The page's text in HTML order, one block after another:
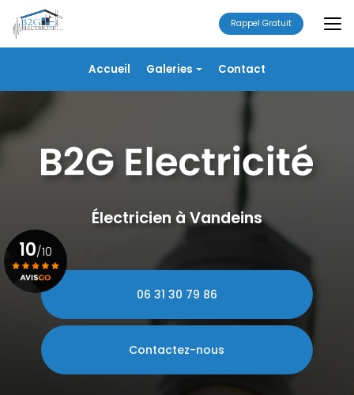
au
contenu
principal
Accueil Galeries
Chauffage/VMC
Portails
Contact
Rappel Gratuit
Électricien à Vandeins
06 31 30 79 86
Contactez-nous
10/10
Voir le certificat